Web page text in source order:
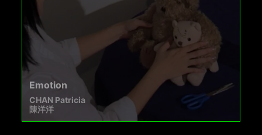
Emotion
CHAN Patricia
陳洋洋